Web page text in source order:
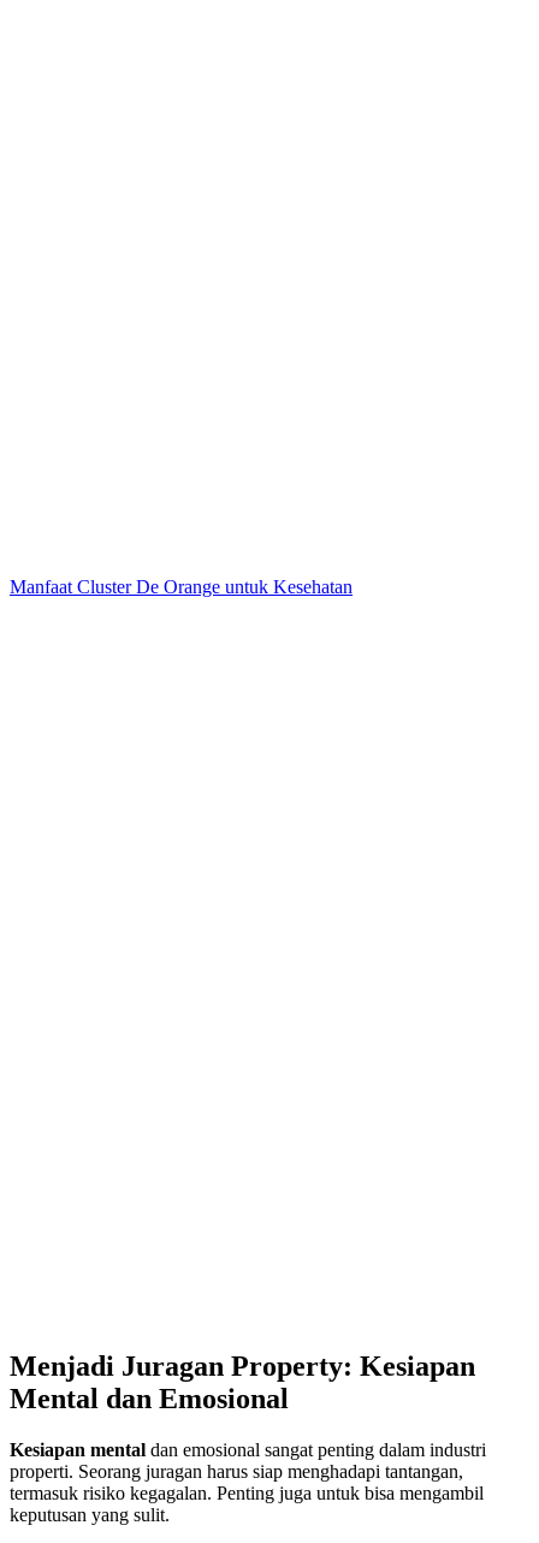
Manfaat Cluster De Orange untuk Kesehatan
Menjadi Juragan Property: Kesiapan
Mental dan Emosional
Kesiapan mental dan emosional sangat penting dalam industri
properti. Seorang juragan harus siap menghadapi tantangan,
termasuk risiko kegagalan. Penting juga untuk bisa mengambil
keputusan yang sulit.